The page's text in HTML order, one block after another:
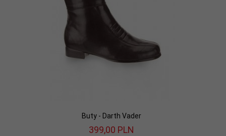
Buty - Darth Vader
399,00 PLN